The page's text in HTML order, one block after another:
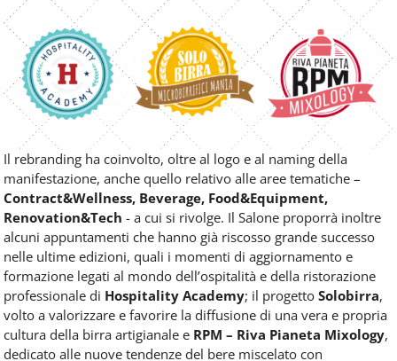
Il rebranding ha coinvolto, oltre al logo e al naming della
manifestazione, anche quello relativo alle aree tematiche –
Contract&Wellness, Beverage, Food&Equipment,
Renovation&Tech - a cui si rivolge. Il Salone proporrà inoltre
alcuni appuntamenti che hanno già riscosso grande successo
nelle ultime edizioni, quali i momenti di aggiornamento e
formazione legati al mondo dell’ospitalità e della ristorazione
professionale di Hospitality Academy; il progetto Solobirra,
volto a valorizzare e favorire la diffusione di una vera e propria
cultura della birra artigianale e RPM – Riva Pianeta Mixology,
dedicato alle nuove tendenze del bere miscelato con